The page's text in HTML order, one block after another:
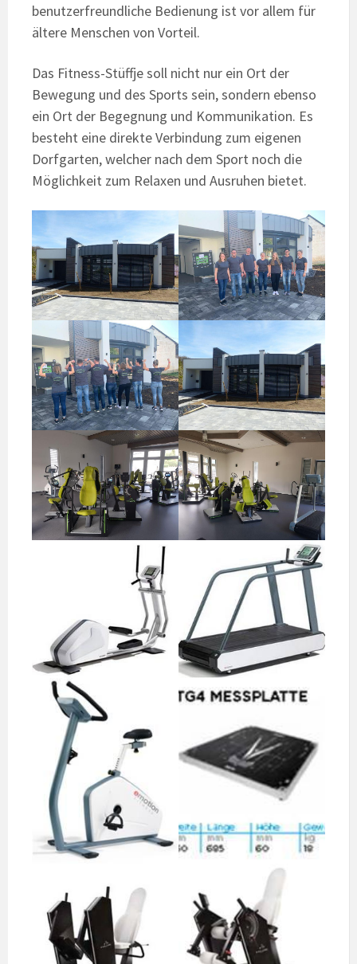
benutzerfreundliche Bedienung ist vor allem für
ältere Menschen von Vorteil.
Das Fitness-Stüffje soll nicht nur ein Ort der
Bewegung und des Sports sein, sondern ebenso
ein Ort der Begegnung und Kommunikation. Es
besteht eine direkte Verbindung zum eigenen
Dorfgarten, welcher nach dem Sport noch die
Möglichkeit zum Relaxen und Ausruhen bietet.